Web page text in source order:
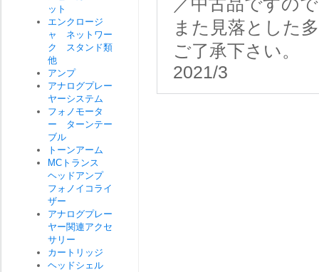
／中古品ですの
また見落とした
ご了承下さい。
2021/3
ット
エンクロージ
ャ ネットワー
ク スタンド類
他
アンプ
アナログプレー
ヤーシステム
フォノモータ
ー ターンテー
ブル
トーンアーム
MCトランス
ヘッドアンプ
フォノイコライ
ザー
アナログプレー
ヤー関連アクセ
サリー
カートリッジ
ヘッドシェル